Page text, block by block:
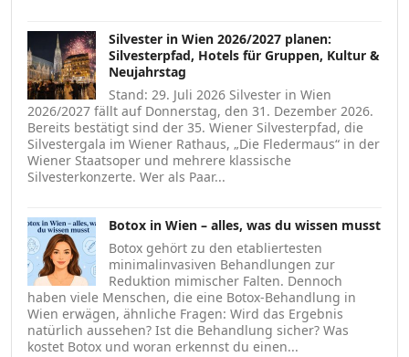
Silvester in Wien 2026/2027 planen:
Silvesterpfad, Hotels für Gruppen, Kultur &
Neujahrstag
Stand: 29. Juli 2026 Silvester in Wien
2026/2027 fällt auf Donnerstag, den 31. Dezember 2026.
Bereits bestätigt sind der 35. Wiener Silvesterpfad, die
Silvestergala im Wiener Rathaus, „Die Fledermaus“ in der
Wiener Staatsoper und mehrere klassische
Silvesterkonzerte. Wer als Paar...
Botox in Wien – alles, was du wissen musst
Botox gehört zu den etabliertesten
minimalinvasiven Behandlungen zur
Reduktion mimischer Falten. Dennoch
haben viele Menschen, die eine Botox-Behandlung in
Wien erwägen, ähnliche Fragen: Wird das Ergebnis
natürlich aussehen? Ist die Behandlung sicher? Was
kostet Botox und woran erkennst du einen...